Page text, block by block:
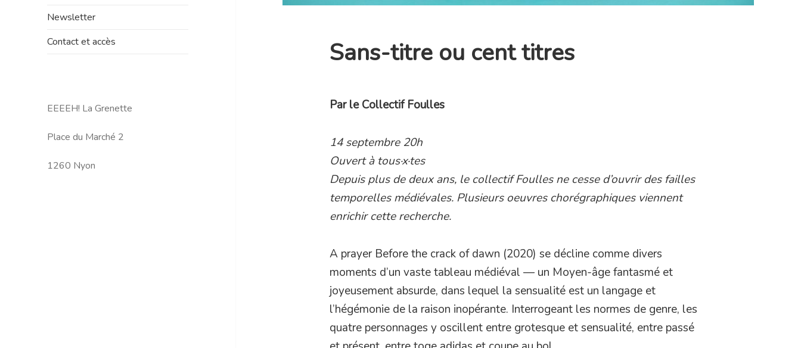
Newsletter
Contact et accès
EEEEH! La Grenette
Place du Marché 2
1260 Nyon
Sans-titre ou cent titres
Par le Collectif Foulles
14 septembre 20h
Ouvert à tous·x·tes
Depuis plus de deux ans, le collectif Foulles ne cesse d’ouvrir des failles
temporelles médiévales. Plusieurs oeuvres chorégraphiques viennent
enrichir cette recherche.
A prayer Before the crack of dawn (2020) se décline comme divers
moments d’un vaste tableau médiéval — un Moyen-âge fantasmé et
joyeusement absurde, dans lequel la sensualité est un langage et
l’hégémonie de la raison inopérante. Interrogeant les normes de genre, les
quatre personnages y oscillent entre grotesque et sensualité, entre passé